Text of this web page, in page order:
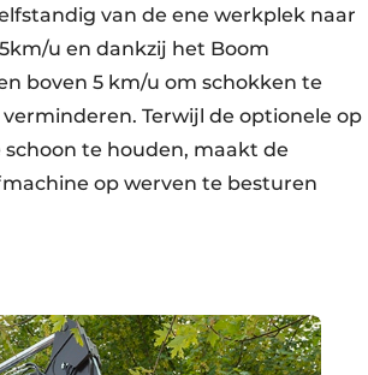
van de ene werkplek naar
u en dankzij het Boom
boven 5 km/u om schokken te
Terwijl de optionele op
te houden, maakt de
op werven te besturen